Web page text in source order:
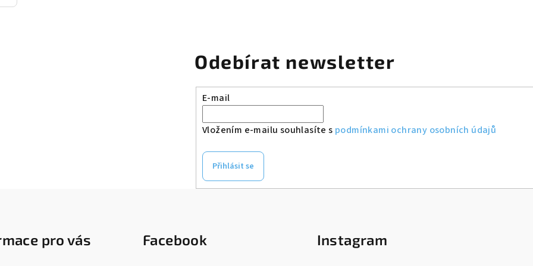
Odebírat newsletter
E-mail
Vložením e-mailu souhlasíte s podmínkami ochrany osobních údajů
Přihlásit se
pro vás Facebook Instagram